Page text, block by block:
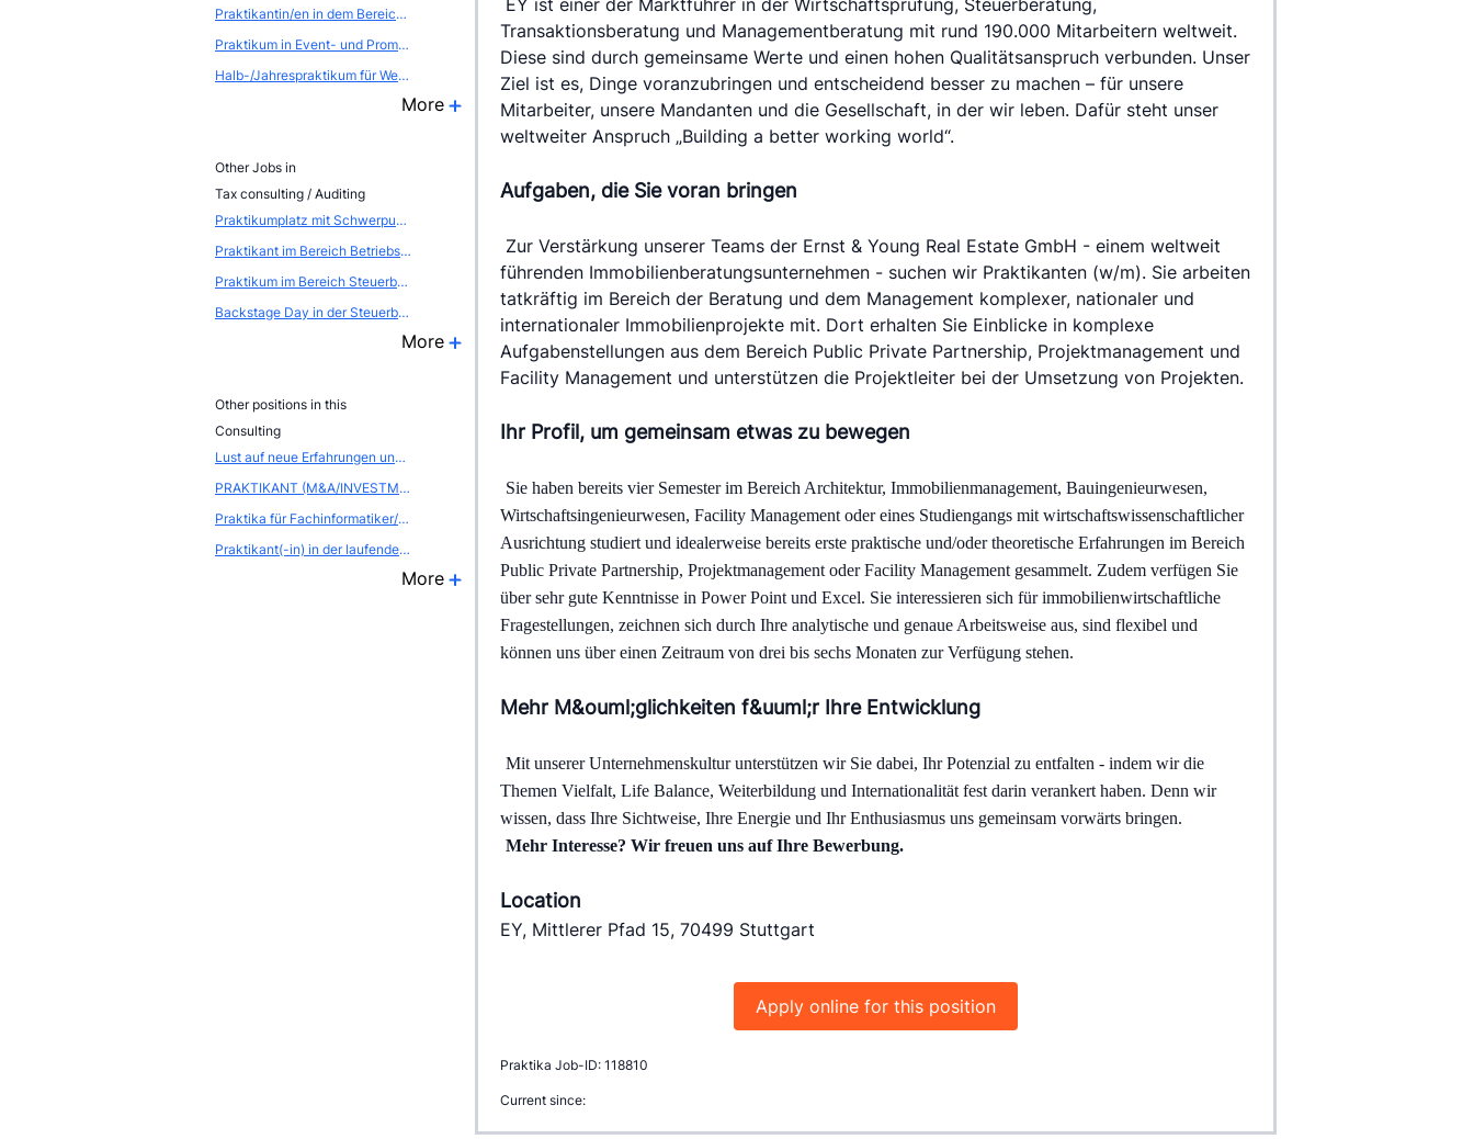
Praktikantin/en in dem Bereich Web-Seiten-Gestaltung / Internet-Produktion
Praktikum in Event- und Promotionagentur
Halb-/Jahrespraktikum für Werbung und Direktmarketing
More
Other Jobs in
Tax consulting / Auditing
Praktikumplatz mit Schwerpunkt Steuerberatung und Wirtschaftspr&uuml;fung
Praktikant im Bereich Betriebswirtschaft
Praktikum im Bereich Steuerberatung / Wirtschaftspr&uuml;fung
Backstage Day in der Steuerberatung - GER00091
More
Other positions in this
Consulting
Lust auf neue Erfahrungen und spannende Herausforderungen? Dann komm zu uns als Werksstudent (m/w/d)
PRAKTIKANT (M&A/INVESTMENT BANKING) (M/W/D)
Praktika für Fachinformatiker/-in Systemintegration
Praktikant(-in) in der laufenden Projektarbeit
More
EY ist einer der Marktführer in der Wirtschaftsprüfung, Steuerberatung,
Transaktionsberatung und Managementberatung mit rund 190.000 Mitarbeitern weltweit.
Diese sind durch gemeinsame Werte und einen hohen Qualitätsanspruch verbunden. Unser
Ziel ist es, Dinge voranzubringen und entscheidend besser zu machen – für unsere
Mitarbeiter, unsere Mandanten und die Gesellschaft, in der wir leben. Dafür steht unser
weltweiter Anspruch „Building a better working world“.
Aufgaben, die Sie voran bringen
Zur Verstärkung unserer Teams der Ernst & Young Real Estate GmbH - einem weltweit
führenden Immobilienberatungsunternehmen - suchen wir Praktikanten (w/m). Sie arbeiten
tatkräftig im Bereich der Beratung und dem Management komplexer, nationaler und
internationaler Immobilienprojekte mit. Dort erhalten Sie Einblicke in komplexe
Aufgabenstellungen aus dem Bereich Public Private Partnership, Projektmanagement und
Facility Management und unterstützen die Projektleiter bei der Umsetzung von Projekten.
Ihr Profil, um gemeinsam etwas zu bewegen
Sie haben bereits vier Semester im Bereich Architektur, Immobilienmanagement, Bauingenieurwesen,
Wirtschaftsingenieurwesen, Facility Management oder eines Studiengangs mit wirtschaftswissenschaftlicher
Ausrichtung studiert und idealerweise bereits erste praktische und/oder theoretische Erfahrungen im Bereich
Public Private Partnership, Projektmanagement oder Facility Management gesammelt. Zudem verfügen Sie
über sehr gute Kenntnisse in Power Point und Excel. Sie interessieren sich für immobilienwirtschaftliche
Fragestellungen, zeichnen sich durch Ihre analytische und genaue Arbeitsweise aus, sind flexibel und
können uns über einen Zeitraum von drei bis sechs Monaten zur Verfügung stehen.
Mehr M&ouml;glichkeiten f&uuml;r Ihre Entwicklung
Mit unserer Unternehmenskultur unterstützen wir Sie dabei, Ihr Potenzial zu entfalten - indem wir die
Themen Vielfalt, Life Balance, Weiterbildung und Internationalität fest darin verankert haben. Denn wir
wissen, dass Ihre Sichtweise, Ihre Energie und Ihr Enthusiasmus uns gemeinsam vorwärts bringen.
Mehr Interesse? Wir freuen uns auf Ihre Bewerbung.
Location
EY, Mittlerer Pfad 15, 70499 Stuttgart
Apply online for this position
Praktika Job-ID: 118810
Current since: